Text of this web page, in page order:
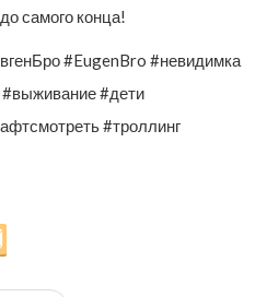
самого конца!
#EugenBro #невидимка
#дети
#троллинг